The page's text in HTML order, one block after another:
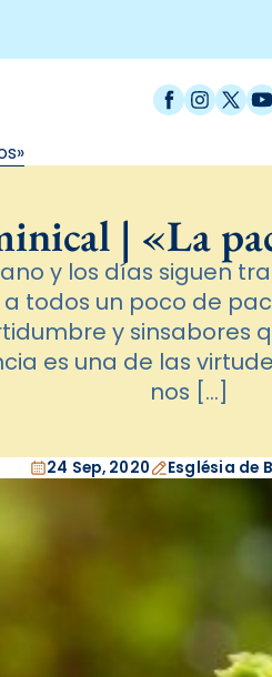
Facebook
X /
| «La
y los días siguen
todos un poco de
y sinsabores
es una de las
nos […]
24 Sep, 2020 Església de